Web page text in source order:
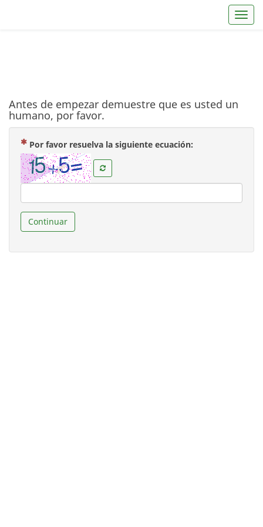
Antes de empezar demuestre que es usted un
humano, por favor.
Por favor resuelva la siguiente ecuación:( Obligatoria )
Continuar